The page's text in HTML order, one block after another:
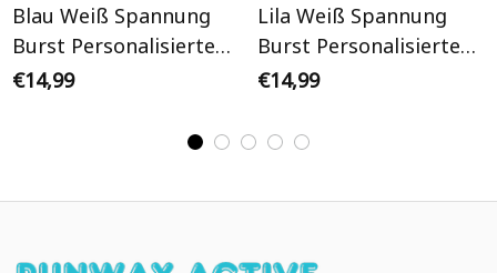
Blau Weiß Spannung
Burst Personalisiertes
Retro Fußballtrikot
€14,99
Lila Weiß Spannung
Burst Personalisiertes
Retro Fußballtrikot
€14,99